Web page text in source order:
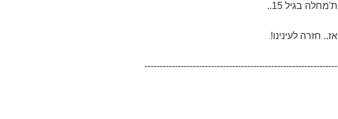
ת'מחלה בגיל 15..
אז.. חזרה לעינינו!
----------------------------------------------------------------